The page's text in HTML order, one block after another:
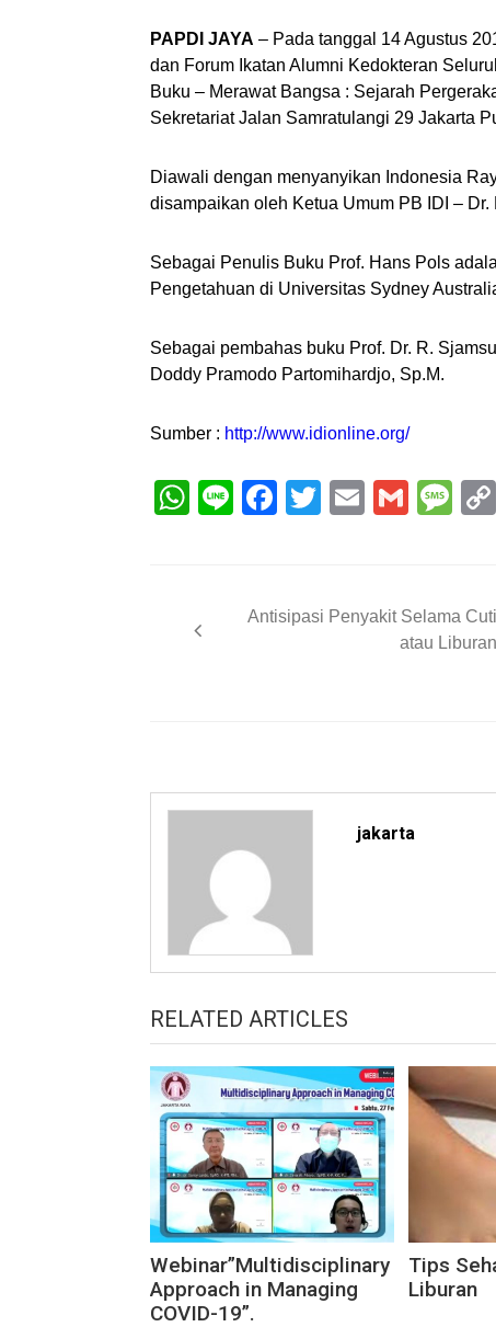
PAPDI JAYA – Pada tanggal 14 Agustus
dan Forum Ikatan Alumni Kedokteran
Buku – Merawat Bangsa : Sejarah
Sekretariat Jalan Samratulangi 29 Jakarta
Diawali dengan menyanyikan Indonesia
disampaikan oleh Ketua Umum PB IDI –
Sebagai Penulis Buku Prof. Hans Pols
Pengetahuan di Universitas Sydney
Sebagai pembahas buku Prof. Dr. R.
Doddy Pramodo Partomihardjo, Sp.M.
Sumber : http://www.idionline.org/
WhatsApp
LineFacebook
Twitter
EmailGmail
navigation
Antisipasi Penyakit Selama Cuti
atau Liburan
jakarta
RELATED ARTICLES
Webinar”Multidisciplinary
Approach in Managing
COVID-19”.
Tips
Liburan